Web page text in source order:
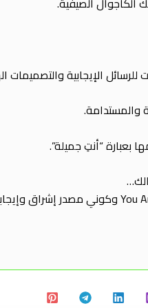
للرسائل الإيجابية والتصميمات
والمستدامة.
بعبارة “أنتِ جميلة”.